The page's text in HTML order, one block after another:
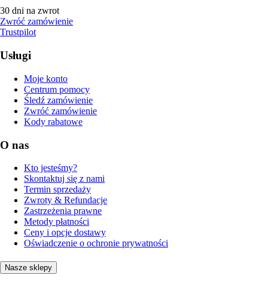
30 dni na zwrot
Zwróć zamówienie
Trustpilot
Usługi
Moje konto
Centrum pomocy
Śledź zamówienie
Zwróć zamówienie
Kody rabatowe
O nas
Kto jesteśmy?
Skontaktuj się z nami
Termin sprzedaży
Zwroty & Refundacje
Zastrzeżenia prawne
Metody płatności
Ceny i opcje dostawy
Oświadczenie o ochronie prywatności
Nasze sklepy